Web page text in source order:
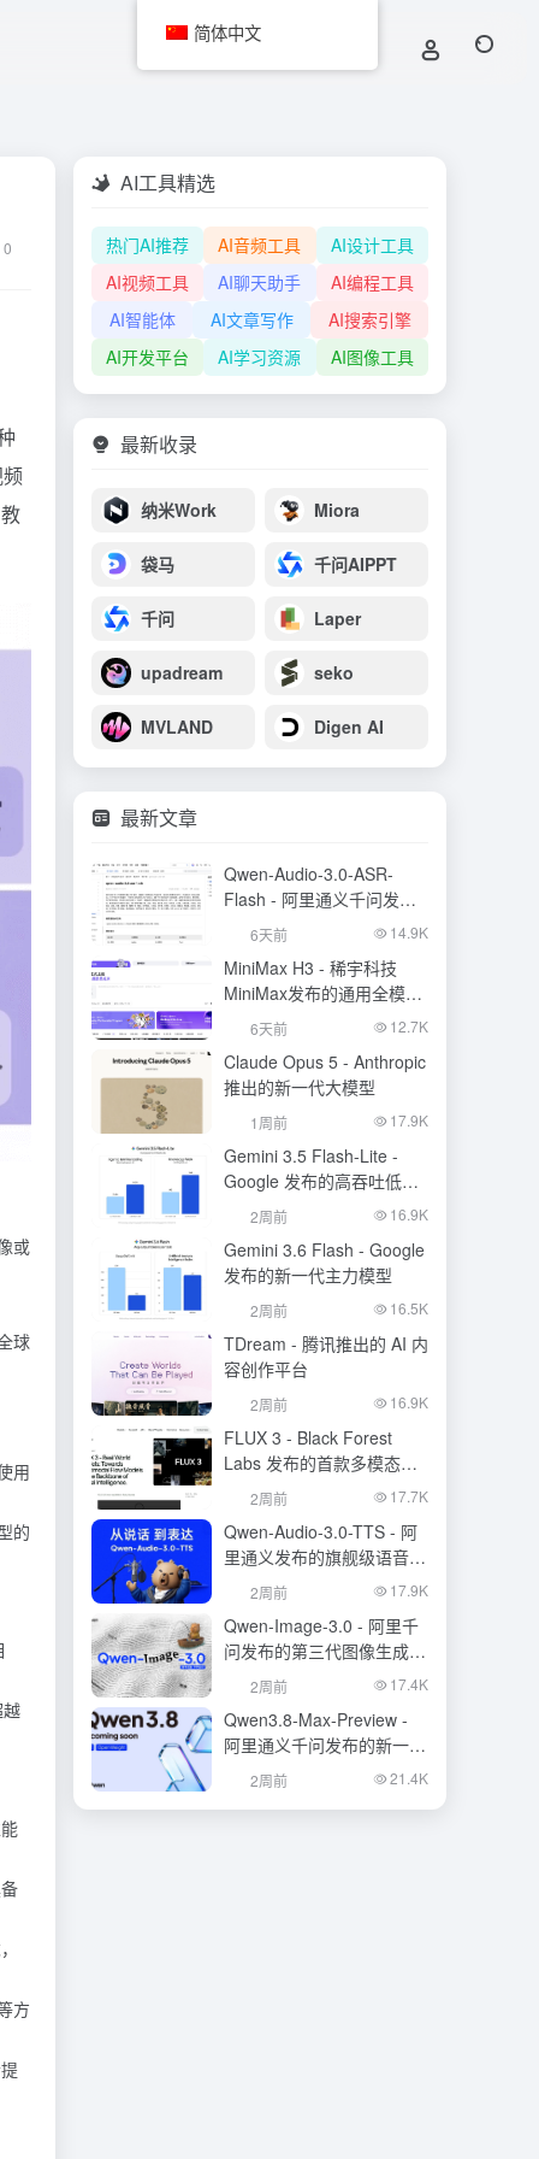
0
或
球
用
的
方
AI工具精选
热门AI推荐 AI音频工具
AI设计工具
AI视频工具
AI聊天助手
AI编程工具
AI智能体
AI文章写作
AI搜索引擎
AI开发平台
AI学习资源 AI图像工具
最新收录
纳米Work Miora
袋马 千问AIPPT
千问 Laper
upadream seko
MVLAND Digen AI
最新文章
Qwen-Audio-3.0-ASR-
Flash - 阿里通义千问发布
的语音识别大模型
6天前 14.9K
MiniMax H3 - 稀宇科技
MiniMax发布的通用全模态
生成模型
6天前 12.7K
Claude Opus 5 - Anthropic
推出的新一代大模型
1周前 17.9K
Gemini 3.5 Flash-Lite -
Google 发布的高吞吐低成
本模型
2周前 16.9K
Gemini 3.6 Flash - Google
发布的新一代主力模型
2周前 16.5K
TDream - 腾讯推出的 AI 内
容创作平台
2周前 16.9K
FLUX 3 - Black Forest
Labs 发布的首款多模态基
础模型
2周前 17.7K
Qwen-Audio-3.0-TTS - 阿
里通义发布的旗舰级语音合
成大模型
2周前 17.9K
Qwen-Image-3.0 - 阿里千
问发布的第三代图像生成基
础模型
2周前 17.4K
Qwen3.8-Max-Preview -
阿里通义千问发布的新一代
旗舰大模型
2周前 21.4K
简体中文